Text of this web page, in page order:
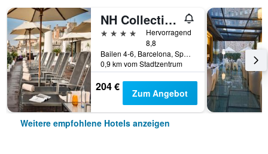
NH Collection Barcelona Pódium
4 Sterne
Hervorragend
8,8
Bailen 4-6, Barcelona, Spanien
0,9 km vom Stadtzentrum
204 € Zum Angebot
Weitere empfohlene Hotels anzeigen